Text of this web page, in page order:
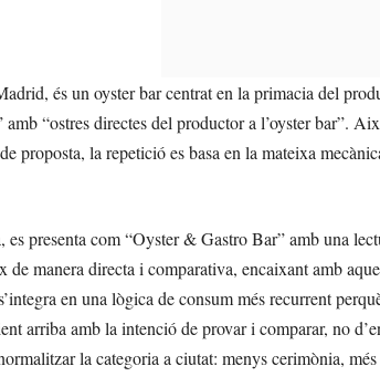
és un oyster bar centrat en la primacia del
amb “ostres directes del productor a l’oyster bar”.
proposta, la repetició es basa en la mateixa
presenta com “Oyster & Gastro Bar” amb una
de manera directa i comparativa, encaixant amb
en una lògica de consum més recurrent
arriba amb la intenció de provar i comparar, no
la categoria a ciutat: menys cerimònia,